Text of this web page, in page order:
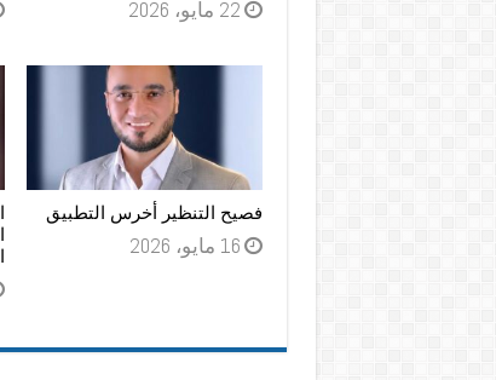
22 مايو، 2026
فصيح التنظير أخرس التطبيق
16 مايو، 2026